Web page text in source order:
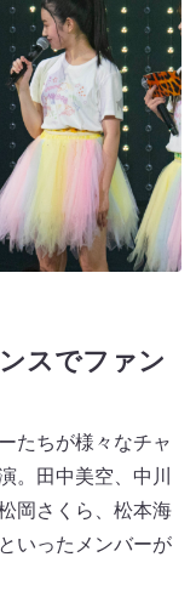
スでファン
たちが様々なチャ
。田中美空、中川
岡さくら、松本海
いったメンバーが